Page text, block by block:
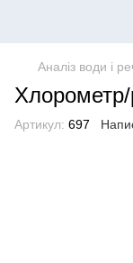
Аналіз води і
Артикул: 697